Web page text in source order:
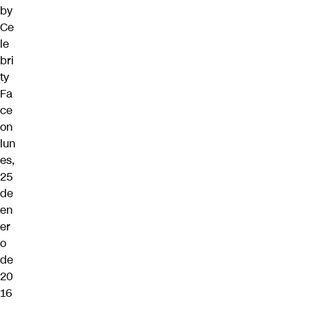
by
Ce
le
bri
ty
Fa
ce
on
lun
es,
25
de
en
er
o
de
20
16